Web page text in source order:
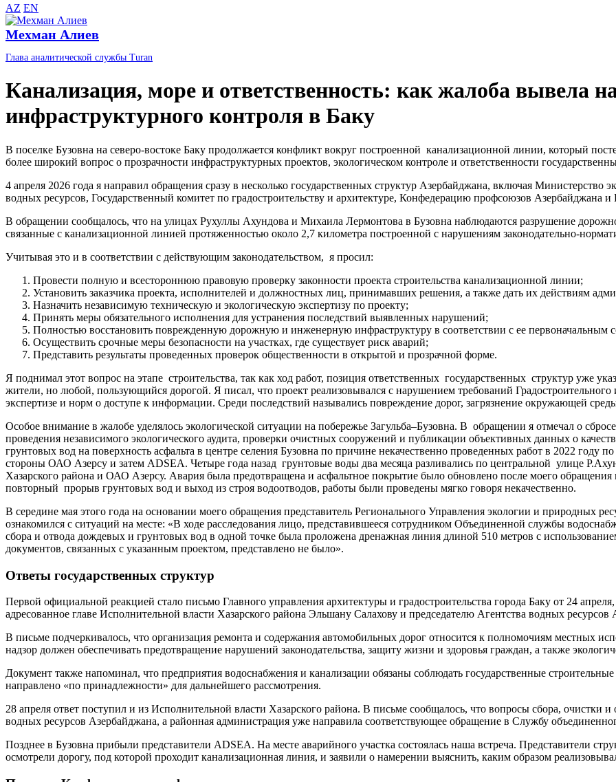
AZ EN
Мехман Алиев
Глава аналитической службы Turan
Канализация, море и ответственность: как жалоба вывела
инфраструктурного контроля в Баку
В поселке Бузовна на северо-востоке Баку продолжается конфликт вокруг построенной канализационной линии, который
более широкий вопрос о прозрачности инфраструктурных проектов, экологическом контроле и ответственности
4 апреля 2026 года я направил обращения сразу в несколько государственных структур Азербайджана, включая Министерство
водных ресурсов, Государственный комитет по градостроительству и архитектуре, Конфедерацию профсоюзов Азербайджана
В обращении сообщалось, что на улицах Рухуллы Ахундова и Михаила Лермонтова в Бузовна наблюдаются разрушение
связанные с канализационной линией протяженностью около 2,7 километра построенной с нарушениям законодательно-
Учитывая это и в соответствии с действующим законодательством, я просил:
Провести полную и всестороннюю правовую проверку законности проекта строительства канализационной линии;
Установить заказчика проекта, исполнителей и должностных лиц, принимавших решения, а также дать их действиям
Назначить независимую техническую и экологическую экспертизу по проекту;
Принять меры обязательного исполнения для устранения последствий выявленных нарушений;
Полностью восстановить поврежденную дорожную и инженерную инфраструктуру в соответствии с ее первоначальным
Осуществить срочные меры безопасности на участках, где существует риск аварий;
Представить результаты проведенных проверок общественности в открытой и прозрачной форме.
Я поднимал этот вопрос на этапе строительства, так как ход работ, позиция ответственных государственных структур уже
жители, но любой, пользующийся дорогой. Я писал, что проект реализовывался с нарушением требований Градостроительного и
экспертизе и норм о доступе к информации. Среди последствий назывались повреждение дорог, загрязнение окружающей
Особое внимание в жалобе уделялось экологической ситуации на побережье Загульба–Бузовна. В обращении я отмечал о
проведения независимого экологического аудита, проверки очистных сооружений и публикации объективных данных о
грунтовых вод на поверхность асфальта в центре селения Бузовна по причине некачественно проведенных работ в 2022
стороны ОАО Азерсу и затем ADSEA. Четыре года назад грунтовые воды два месяца разливались по центральной улице
Хазарского района и ОАО Азерсу. Авария была предотвращена и асфальтное покрытие было обновлено после моего
повторный прорыв грунтовых вод и выход из строя водоотводов, работы были проведены мягко говоря некачественно.
В середине мая этого года на основании моего обращения представитель Регионального Управления экологии и природных
ознакомился с ситуаций на месте: «В ходе расследования лицо, представившееся сотрудником Объединенной службы
сбора и отвода дождевых и грунтовых вод в одной точке была проложена дренажная линия длиной 510 метров с
документов, связанных с указанным проектом, представлено не было».
Ответы государственных структур
Первой официальной реакцией стало письмо Главного управления архитектуры и градостроительства города Баку от 24
адресованное главе Исполнительной власти Хазарского района Эльшану Салахову и председателю Агентства водных
В письме подчеркивалось, что организация ремонта и содержания автомобильных дорог относится к полномочиям местных
надзор должен обеспечивать предотвращение нарушений законодательства, защиту жизни и здоровья граждан, а также
Документ также напоминал, что предприятия водоснабжения и канализации обязаны соблюдать государственные
направлено «по принадлежности» для дальнейшего рассмотрения.
28 апреля ответ поступил и из Исполнительной власти Хазарского района. В письме сообщалось, что вопросы сбора, очистки
водных ресурсов Азербайджана, а районная администрация уже направила соответствующее обращение в Службу
Позднее в Бузовна прибыли представители ADSEA. На месте аварийного участка состоялась наша встреча. Представители
осмотрели дорогу, под которой проходит канализационная линия, и заявили о намерении выяснить, каким образом